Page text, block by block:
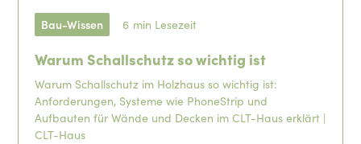
Bau-Wissen 6 min Lesezeit
Warum Schallschutz so wichtig ist
Warum Schallschutz im Holzhaus so wichtig ist:
Anforderungen, Systeme wie PhoneStrip und
Aufbauten für Wände und Decken im CLT-Haus erklärt |
CLT-Haus